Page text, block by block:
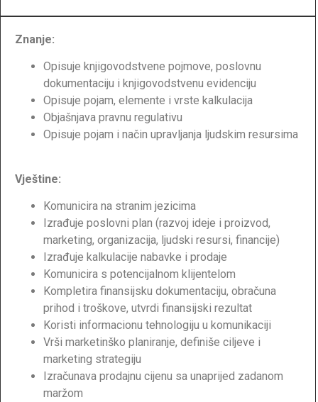
Znanje:
Opisuje knjigovodstvene pojmove, poslovnu
dokumentaciju i knjigovodstvenu evidenciju
Opisuje pojam, elemente i vrste kalkulacija
Objašnjava pravnu regulativu
Opisuje pojam i način upravljanja ljudskim resursima
Vještine:
Komunicira na stranim jezicima
Izrađuje poslovni plan (razvoj ideje i proizvod,
marketing, organizacija, ljudski resursi, financije)
Izrađuje kalkulacije nabavke i prodaje
Komunicira s potencijalnom klijentelom
Kompletira finansijsku dokumentaciju, obračuna
prihod i troškove, utvrdi finansijski rezultat
Koristi informacionu tehnologiju u komunikaciji
Vrši marketinško planiranje, definiše ciljeve i
marketing strategiju
Izračunava prodajnu cijenu sa unaprijed zadanom
maržom